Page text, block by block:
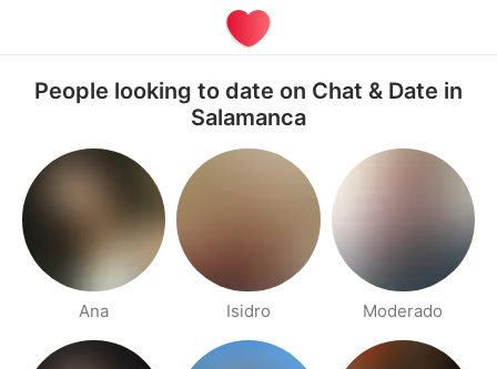
People looking to date on Chat & Date in
Salamanca
Ana Isidro Moderado